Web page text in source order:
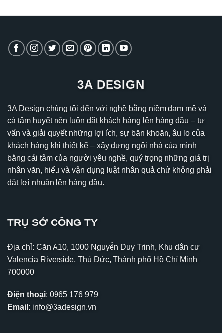
3A DESIGN
3A Design chúng tôi đến với nghề bằng niềm đam mê và
cả tâm huyết nên luôn đặt khách hàng lên hàng đầu – tư
vấn và giải quyết những lợi ích, sự băn khoăn, âu lo của
khách hàng khi thiết kế – xây dựng ngôi nhà của mình
bằng cái tâm của người yêu nghề, quý trọng những giá trị
nhân văn, hiểu và vận dụng luật nhân quả chứ không phải
đặt lợi nhuận lên hàng đầu.
TRỤ SỞ CÔNG TY
Địa chỉ: Căn A10, 1000 Nguyễn Duy Trinh, Khu dân cư
Valencia Riverside, Thủ Đức, Thành phố Hồ Chí Minh
700000
Điện thoại: 0965 176 979
Email : info@3adesign.vn